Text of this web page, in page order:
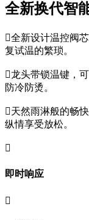
全新换代智
全新设计温控阀
复试温的繁琐。
龙头带锁温键，
防冷防烫。
天然雨淋般的畅
纵情享受放松。

即时响应
